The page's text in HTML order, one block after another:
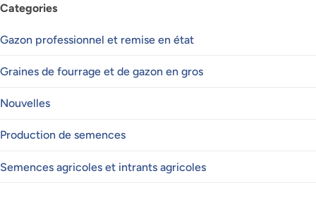
Categories
Gazon professionnel et remise en état
Graines de fourrage et de gazon en gros
Nouvelles
Production de semences
Semences agricoles et intrants agricoles